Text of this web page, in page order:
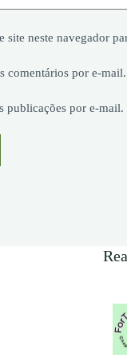
site neste navegador
comentários por e-mail.
publicações por e-mail.